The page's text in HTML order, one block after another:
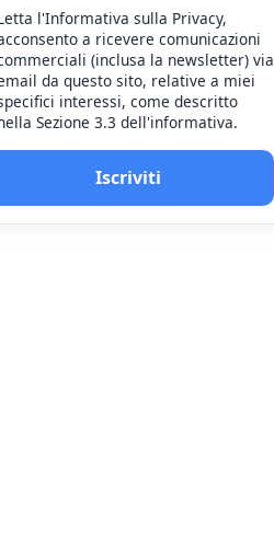
l'Informativa sulla Privacy,
a ricevere comunicazioni
(inclusa la newsletter) via
da questo sito, relative a miei
interessi, come descritto
Sezione 3.3 dell'informativa.
Iscriviti